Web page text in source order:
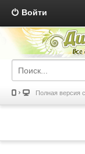
Войти
Полная версия